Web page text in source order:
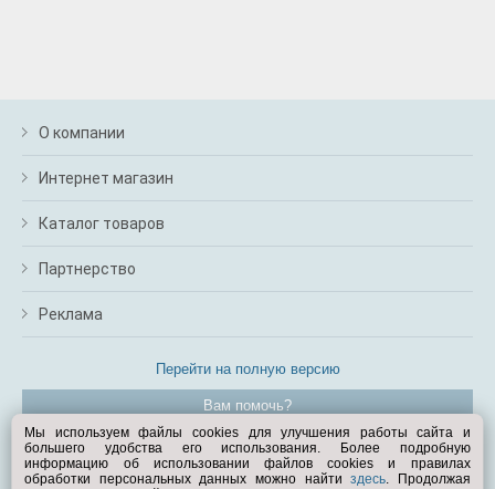
О компании
Интернет магазин
Каталог товаров
Партнерство
Реклама
Перейти на полную версию
Вам помочь?
© Exist.ru 1998—2026
Мы используем файлы cookies для улучшения работы сайта и
большего удобства его использования. Более подробную
информацию об использовании файлов cookies и правилах
обработки персональных данных можно найтиздесь. Продолжая